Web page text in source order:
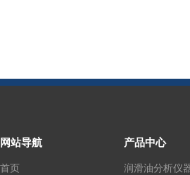
网站导航
首页
产品中心
润滑油分析仪